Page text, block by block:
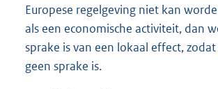
Europese regelgeving niet kan
als een economische activiteit, dan
sprake is van een lokaal effect,
geen sprake is.